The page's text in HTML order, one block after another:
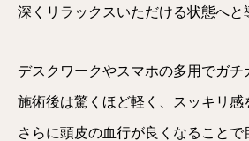
深くリラックスいただける状態へと
デスクワークやスマホの多用でガチ
施術後は驚くほど軽く、スッキリ
さらに頭皮の血行が良くなること